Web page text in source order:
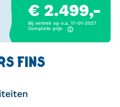
Bij vertrek op o.a. 17-01-2027
Complete prijs
€ 2.499,-
FINS